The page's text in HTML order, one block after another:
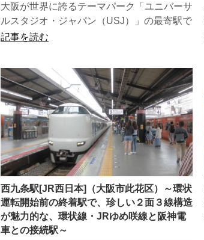
大阪が世界に誇るテーマパーク「ユニバーサ
ルスタジオ・ジャパン（USJ）」の最寄駅で
ある。JRゆめ咲線（桜島線）の相対式２面
記事を読む
西九条駅[JR西日本]（大阪市此花区）～環状
運転開始前の終着駅で、珍しい２面３線構造
が魅力的な、環状線・JRゆめ咲線と阪神電
車との接続駅～